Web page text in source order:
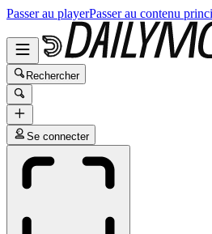
Passer au playerPasser au contenu
Rechercher
Se connecter